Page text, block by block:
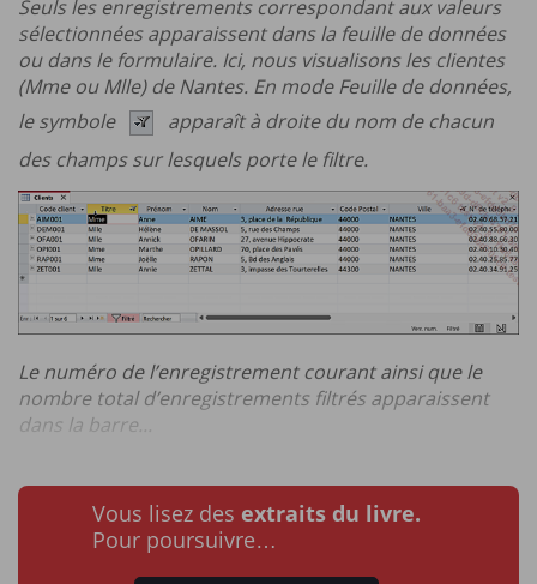
Seuls les enregistrements correspondant aux valeurs
sélectionnées apparaissent dans la feuille de données
ou dans le formulaire. Ici, nous visualisons les clientes
(Mme ou Mlle) de Nantes. En mode Feuille de données,
le symbole
apparaît à droite du nom de chacun
des champs sur lesquels porte le filtre.
Le numéro de l’enregistrement courant ainsi que le
nombre total d’enregistrements filtrés apparaissent
dans la barre...
Vous lisez des extraits du livre.
Pour poursuivre…